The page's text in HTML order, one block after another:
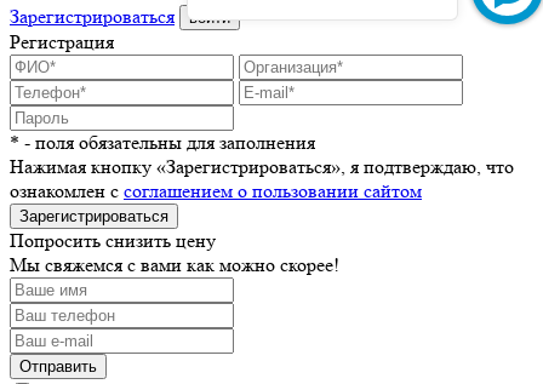
Зарегистрироваться войти
Регистрация
* - поля обязательны для заполнения
Нажимая кнопку «Зарегистрироваться», я подтверждаю, что
ознакомлен с соглашением о пользовании сайтом
Зарегистрироваться
Попросить снизить цену
Мы свяжемся с вами как можно скорее!
Отправить